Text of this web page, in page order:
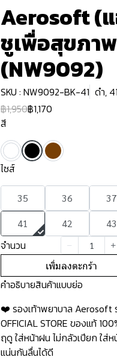
Aerosoft (
ชูเพื่อสุขภา
(NW9092)
SKU : NW9092-BK-41 ดำ, 41
฿1,950฿1,170
สี
ไซส์
35 36 37
41
42 43
จำนวน
เพิ่มลงตะกร้า
คำอธิบายสินค้าแบบย่อ
❤️ รองเท้าพยาบาล Aerosoft
OFFICIAL STORE ของแท้
ฤดู ใส่หน้าฝน ไม่กลัวเปียก ใส่
แน่นกันลื่นได้ดี